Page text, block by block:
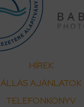
HÍREK
ÁLLÁS AJÁNLATOK
TELEFONKÖNYV